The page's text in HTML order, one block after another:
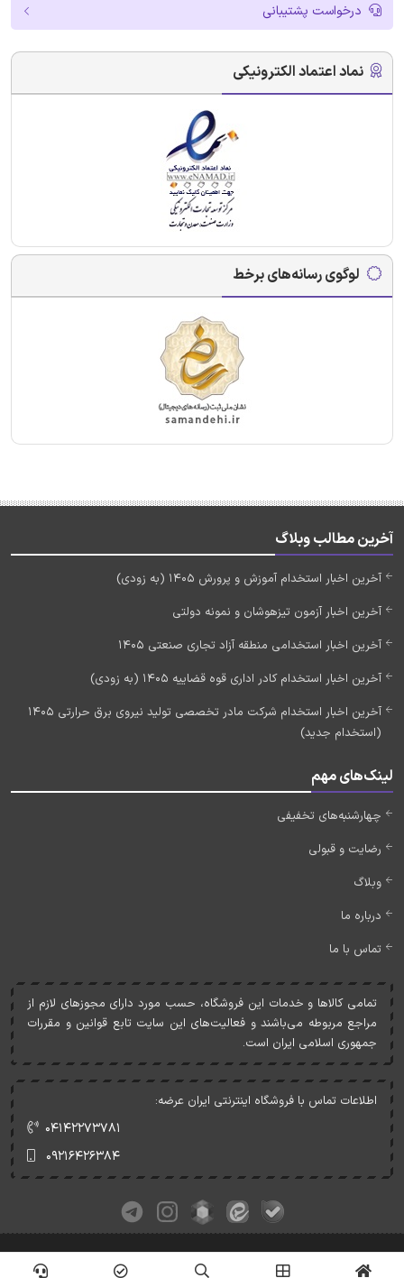
درخواست پشتیبانی
نماد اعتماد الکترونیکی
لوگوی رسانه‌های برخط
آخرین مطالب وبلاگ
آخرین اخبار استخدام آموزش و پرورش 1405 (به زودی)
آخرین اخبار آزمون تیزهوشان و نمونه دولتی
آخرین اخبار استخدامی منطقه آزاد تجاری صنعتی 1405
آخرین اخبار استخدام کادر اداری قوه قضاییه 1405 (به زودی)
آخرین اخبار استخدام شرکت مادر تخصصی تولید نیروی برق حرارتی 1405
(استخدام جدید)
لینک‌های مهم
چهارشنبه‌های تخفیفی
رضایت و قبولی
وبلاگ
درباره ما
تماس با ما
تمامی کالاها و خدمات اين فروشگاه، حسب مورد دارای مجوزهای لازم از
مراجع مربوطه می‌باشند و فعاليت‌های اين سايت تابع قوانين و مقررات
جمهوری اسلامی ايران است.
اطلاعات تماس با فروشگاه اینترنتی ایران عرضه:
۰۴۱۴۲۲۷۳۷۸۱
۰۹۲۱۶۴۲۶۳۸۴
کلیه حقوق این وبسایت متعلق به ایران عرضه می‌باشد.